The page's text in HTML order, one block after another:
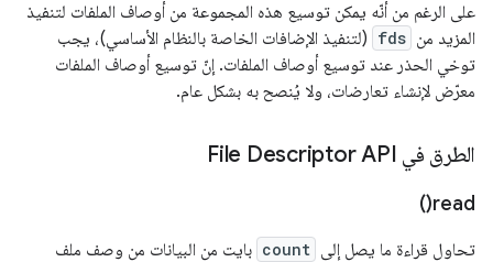
على الرغم من أنّه يمكن توسيع هذه المجموعة من أوصاف الملفات لتنفيذ
المزيد من fds (لتنفيذ الإضافات الخاصة بالنظام الأساسي)، يجب
توخي الحذر عند توسيع أوصاف الملفات. إنّ توسيع أوصاف الملفات
معرّض لإنشاء تعارضات، ولا يُنصح به بشكل عام.
الطرق في File Descriptor API
read(
)
تحاول قراءة ما يصل إلى count بايت من البيانات من وصف ملف